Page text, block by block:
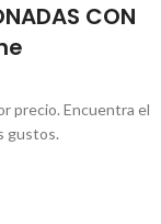
CON
precio. Encuentra el
gustos.